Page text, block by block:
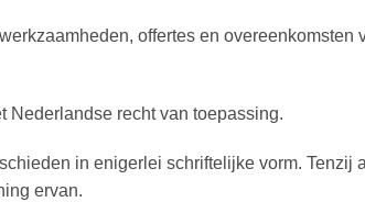
offertes en overeenkomsten
Nederlandse recht van toepassing.
in enigerlei schriftelijke vorm. Tenzij
ervan.